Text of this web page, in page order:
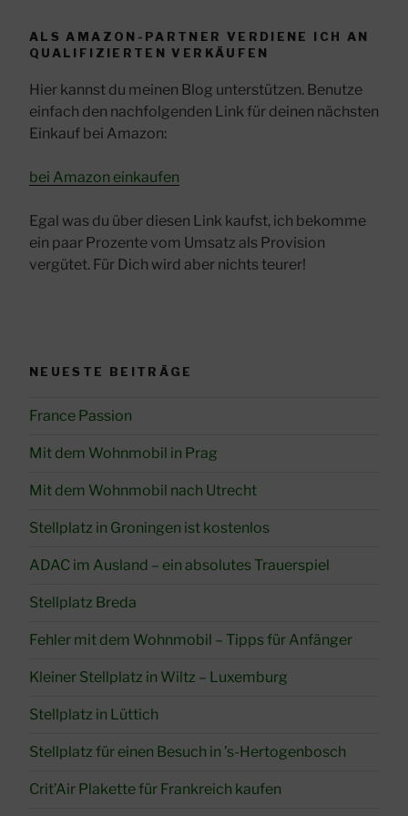
ALS AMAZON-PARTNER VERDIENE ICH AN
QUALIFIZIERTEN VERKÄUFEN
Hier kannst du meinen Blog unterstützen. Benutze
einfach den nachfolgenden Link für deinen nächsten
Einkauf bei Amazon:
bei Amazon einkaufen
Egal was du über diesen Link kaufst, ich bekomme
ein paar Prozente vom Umsatz als Provision
vergütet. Für Dich wird aber nichts teurer!
NEUESTE BEITRÄGE
France Passion
Mit dem Wohnmobil in Prag
Mit dem Wohnmobil nach Utrecht
Stellplatz in Groningen ist kostenlos
ADAC im Ausland – ein absolutes Trauerspiel
Stellplatz Breda
Fehler mit dem Wohnmobil – Tipps für Anfänger
Kleiner Stellplatz in Wiltz – Luxemburg
Stellplatz in Lüttich
Stellplatz für einen Besuch in ’s-Hertogenbosch
Crit’Air Plakette für Frankreich kaufen